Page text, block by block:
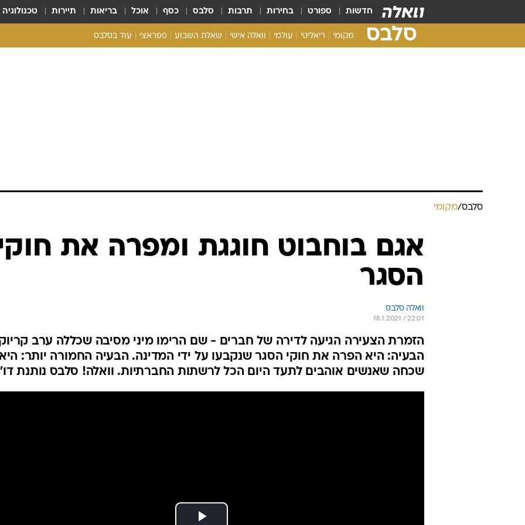
חדשות ספורט בחירות תרבות סלבס כסף אוכל בריאות תיירות טכנולוגיה
סלבס מקומי ריאליטי עולמי וואלה אישי שאלת השבוע פפראצי עוד בסלבס
סלבס/מקומי
אגם בוחבוט חוגגת ומפרה את
הסגר
וואלה סלבס
18.1.2021 / 22:01
הזמרת הצעירה הגיעה לדירה של חברים - שם הרימו מיני מסיבה שכללה ערב
הבעיה: היא הפרה את חוקי הסגר שנקבעו על ידי המדינה. הבעיה החמורה יותר:
שכחה שאנשים אוהבים לתעד היום הכל לרשתות החברתיות. וואלה! סלבס נותנת